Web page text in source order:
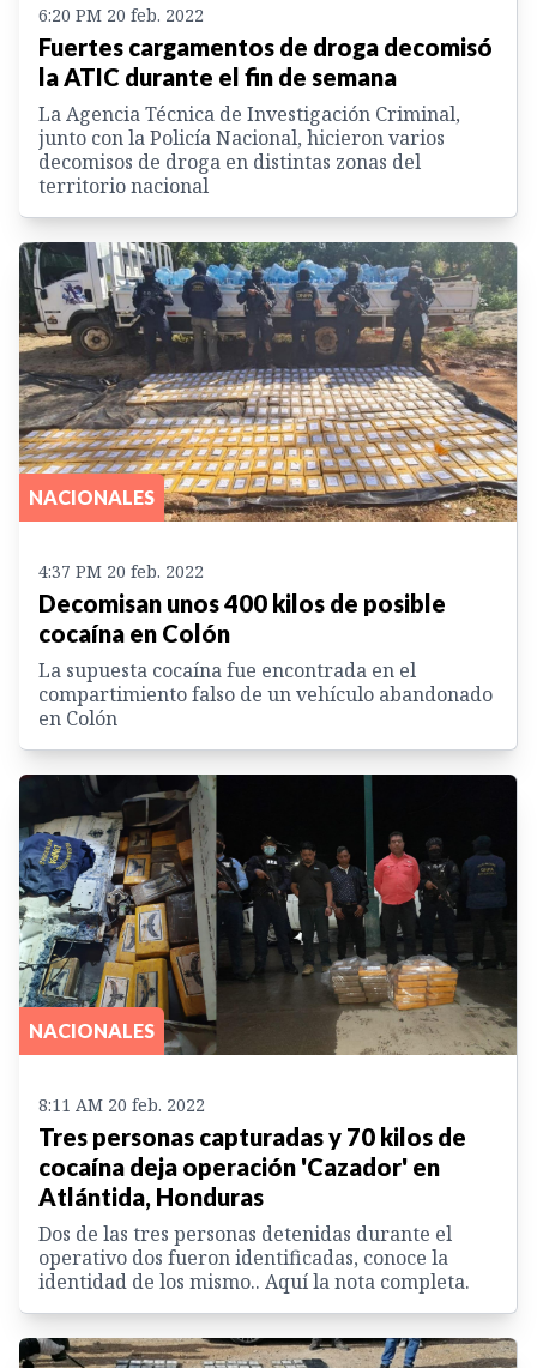
6:20 PM 20 feb. 2022
Fuertes cargamentos de droga decomisó
la ATIC durante el fin de semana
La Agencia Técnica de Investigación Criminal,
junto con la Policía Nacional, hicieron varios
decomisos de droga en distintas zonas del
territorio nacional
NACIONALES
4:37 PM 20 feb. 2022
Decomisan unos 400 kilos de posible
cocaína en Colón
La supuesta cocaína fue encontrada en el
compartimiento falso de un vehículo abandonado
en Colón
NACIONALES
8:11 AM 20 feb. 2022
Tres personas capturadas y 70 kilos de
cocaína deja operación 'Cazador' en
Atlántida, Honduras
Dos de las tres personas detenidas durante el
operativo dos fueron identificadas, conoce la
identidad de los mismo.. Aquí la nota completa.